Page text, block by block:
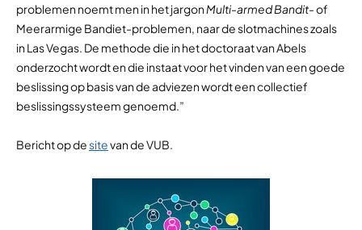
problemen noemt men in het jargon Multi-armed Bandit-of
Meerarmige Bandiet-problemen, naar de slotmachines zoals
in Las Vegas. De methode die in het doctoraat van Abels
onderzocht wordt en die instaat voor het vinden van een goede
beslissing op basis van de adviezen wordt een collectief
beslissingssysteem genoemd.”
Bericht op desitevan de VUB.